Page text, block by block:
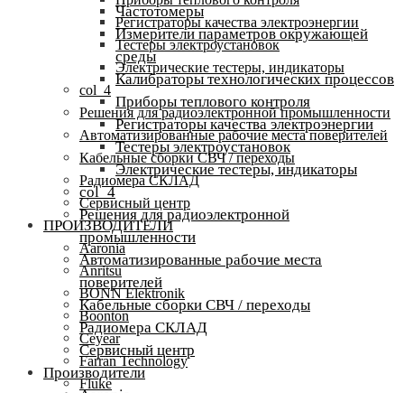
Регистраторы качества электроэнергии
Тестеры электроустановок
Электрические тестеры, индикаторы
col_4
Решения для радиоэлектронной промышленности
Автоматизированные рабочие места поверителей
Кабельные сборки СВЧ / переходы
Радиомера СКЛАД
Сервисный центр
ПРОИЗВОДИТЕЛИ
Aaronia
Anritsu
BONN Elektronik
Boonton
Ceyear
Farran Technology
Fluke
Частотомеры
Измерители параметров окружающей
среды
Калибраторы технологических процессов
Приборы теплового контроля
Регистраторы качества электроэнергии
Тестеры электроустановок
Электрические тестеры, индикаторы
col_4
Решения для радиоэлектронной
промышленности
Автоматизированные рабочие места
поверителей
Кабельные сборки СВЧ / переходы
Радиомера СКЛАД
Сервисный центр
Производители